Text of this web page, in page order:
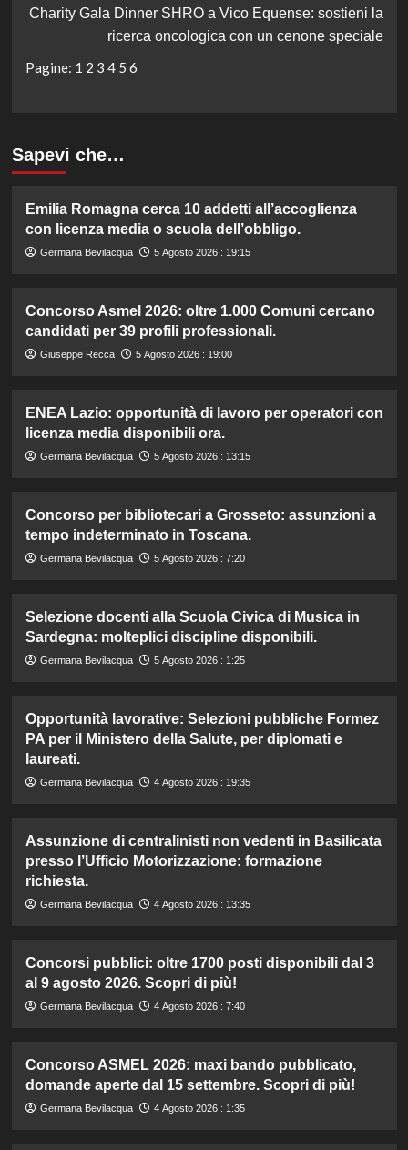
Charity Gala Dinner SHRO a Vico Equense: sostieni la
ricerca oncologica con un cenone speciale
Pagine: 1 2 3 4 5 6
Sapevi che…
Emilia Romagna cerca 10 addetti all’accoglienza
con licenza media o scuola dell’obbligo.
Germana Bevilacqua 5 Agosto 2026 : 19:15
Concorso Asmel 2026: oltre 1.000 Comuni cercano
candidati per 39 profili professionali.
Giuseppe Recca 5 Agosto 2026 : 19:00
ENEA Lazio: opportunità di lavoro per operatori con
licenza media disponibili ora.
Germana Bevilacqua 5 Agosto 2026 : 13:15
Concorso per bibliotecari a Grosseto: assunzioni a
tempo indeterminato in Toscana.
Germana Bevilacqua 5 Agosto 2026 : 7:20
Selezione docenti alla Scuola Civica di Musica in
Sardegna: molteplici discipline disponibili.
Germana Bevilacqua 5 Agosto 2026 : 1:25
Opportunità lavorative: Selezioni pubbliche Formez
PA per il Ministero della Salute, per diplomati e
laureati.
Germana Bevilacqua 4 Agosto 2026 : 19:35
Assunzione di centralinisti non vedenti in Basilicata
presso l’Ufficio Motorizzazione: formazione
richiesta.
Germana Bevilacqua 4 Agosto 2026 : 13:35
Concorsi pubblici: oltre 1700 posti disponibili dal 3
al 9 agosto 2026. Scopri di più!
Germana Bevilacqua 4 Agosto 2026 : 7:40
Concorso ASMEL 2026: maxi bando pubblicato,
domande aperte dal 15 settembre. Scopri di più!
Germana Bevilacqua 4 Agosto 2026 : 1:35